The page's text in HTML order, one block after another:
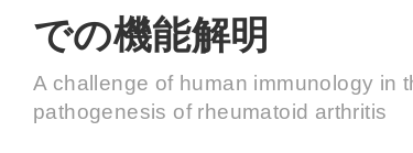
での機能解明
A challenge of human immunology in
pathogenesis of rheumatoid arthritis